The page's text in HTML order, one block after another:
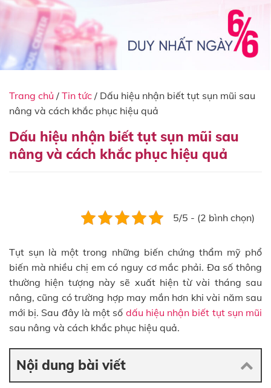
Trang chủ / Tin tức / Dấu hiệu nhận biết tụt sụn mũi sau
nâng và cách khắc phục hiệu quả
Dấu hiệu nhận biết tụt sụn mũi sau
nâng và cách khắc phục hiệu quả
5/5 - (2 bình chọn)
Tụt sụn là một trong những biến chứng thẩm mỹ phổ
biến mà nhiều chị em có nguy cơ mắc phải. Đa số thông
thường hiện tượng này sẽ xuất hiện từ vài tháng sau
nâng, cũng có trường hợp may mắn hơn khi vài năm sau
mới bị. Sau đây là một số dấu hiệu nhận biết tụt sụn mũi
sau nâng và cách khắc phục hiệu quả.
Nội dung bài viết